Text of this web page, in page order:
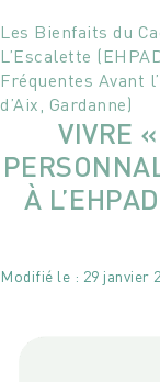
Les Bienfaits du
L’Escalette
Fréquentes Avant
d’Aix, Gardanne)
VIVRE
À
Modifié le : 29 janvier